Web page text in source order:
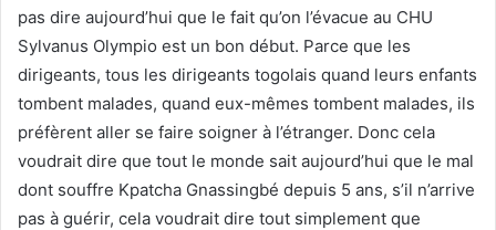
pas dire aujourd’hui que le fait qu’on l’évacue au CHU
Sylvanus Olympio est un bon début. Parce que les
dirigeants, tous les dirigeants togolais quand leurs enfants
tombent malades, quand eux-mêmes tombent malades, ils
préfèrent aller se faire soigner à l’étranger. Donc cela
voudrait dire que tout le monde sait aujourd’hui que le mal
dont souffre Kpatcha Gnassingbé depuis 5 ans, s’il n’arrive
pas à guérir, cela voudrait dire tout simplement que